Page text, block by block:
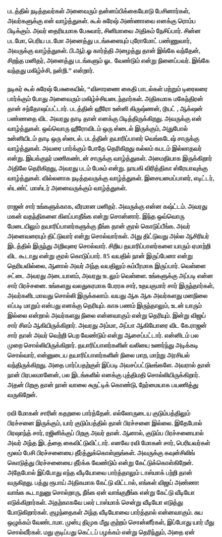
படத்தில் நடித்தவர்கள் அனைவரும் தன்னம்பிக்கையோடு பேசினார்கள்,
அவர்களுக்கு என் வாழ்த்துகள். கூல் சுரேஷ் அண்ணாவை எனக்கு ரொம்ப
பிடிக்கும். அவர் தைரியமாக பேசுவார், சினிமாவை அதிகம் நேசிப்பார். சின்ன
படமோ, பெரிய படமோ அனைத்து படங்களையும் புரோமோட் பண்ணுவார்,
அவருக்கு வாழ்த்துகள். பி.ஆர்.ஓ கார்த்தி அழைத்து தான் இங்கே வந்தேன்,
சிறந்த மனிதர், அனைத்து படங்களும் ஓட வேண்டும் என்று நினைப்பவர். இங்கே
வந்தது மகிழ்ச்சி, நன்றி.” என்றார்.
நடிகர் கூல் சுரேஷ் பேசுகையில், “விசாரணை கைதி பாடல்கள் மற்றும் டிரைலரை
பார்க்கும் போது அனைவரும் மகிழ்ச்சியடைந்தார்கள். அதிகமாக மகேந்திரன்
தான் சந்தோஷப்பட்டார். படத்தின் ஹீரோ உன்னி கிருஷ்ணன், டூயட் , ஆக்‌ஷன்
பண்ணதை விட அவரது தாடி தான் எனக்கு பிடித்திருக்கிறது. அவருக்கு என்
வாழ்த்துகள். ஒவ்வொரு ஹீரோவிடம் ஒரு ஸ்டைல் இருக்கும், அதுபோல்
உன்னியிடம் தாடி ஒரு ஸ்டைல். படத்தின் தயாரிப்பாளர் வெங்கடேஷ் சாருக்கு
வாழ்த்துகள். அவரை பார்க்கும் போதே தெரிகிறது கல்லம் கபடம் இல்லாதவர்
என்று. இயக்குநர் மணிகண்டன் சாருக்கு வாழ்த்துகள். அமைதியாக இருக்கிறார்
அதிலே தெரிகிறது, அவரது படம் பேசும் என்று. நாயகி விரித்திகா ஸ்ரேயாவுக்கு
வாழ்த்துகள். வில்லனாக நடித்தவருக்கு வாழ்த்துகள். இசையமைப்பாளர், எடிட்டர்,
ஸ்டண்ட் மாஸ்டர் அனைவருக்கும் வாழ்த்துகள்.
ராஜன் சார் உங்களுக்காக, வீரமான மனிதர். அவருக்கு என்ன கஷ்ட்டம். அவரது
மகன் வதந்திகளை கிளப்பாதீங்க என்று சொன்னார். இந்த ஒவ்வொரு
மேடையிலும் தயாரிப்பாளர்களுக்கு நீங்க தான் குரல் கொடுப்பீங்க. அவர்
அனைவரையும் திட்டுவார் என்று சொல்வார்கள். அது திட்டுவது அல்ல ஆசிரியர்
இடத்தில் இருந்து அறிவுரை சொல்வார். சிறிய தயாரிப்பாளர்களை யாரும் ஏமாற்றி
விட கூடாது என்று குரல் கொடுப்பார். 85 வயதில் நான் இருப்பேனா என்று
தெரியவில்லை, ஆனால் அவர் அந்த வயதிலும் கம்பீரமாக இருப்பார். வெள்ளை
சட்டை அவரது அடையாளம், அவரது உடலும் வெள்ளை. உங்களுக்கு அப்படி என்ன
சார் பிரச்சனை. உங்களது வலதுகரமாக பேரரசு சார், உதயகுமார் சார் இருந்தார்கள்,
அவர்களிடமாவது சொல்லி இருக்கலாம். வயது ஆக ஆக அவர்களது மனநிலை
எப்படி மாறும் என்பது எனக்கு தெரியும். காசு பணம் இருந்தாலும், உடன் யாரும்
இல்லை என்றால் அவர்களது நிலை என்னவாகும் என்று தெரியும். இன்று விஜய்
சார் சிஎம் ஆகியிருக்கிறார். அவரது அம்மா, அப்பா ஆகியோரை விட கே.ராஜன்
சார் தான் அவர் வெற்றி பெற வேண்டும் என்று ஆசைப்பட்டார். என்னிடம் பல
முறை சொல்லியிருக்கிறார். தயாரிப்பாளர்களின் வலியை உணர்ந்து அடிக்கடி
சொல்வார், என்னுடைய தயாரிப்பாளர்களின் நிலை மாற, மாற்று அரசியல்
வந்திருக்கிறது. அதை பார்ப்பதற்குள் இப்படி அவசப்பட்டுடீங்களே. அவரால் தான்
நான் பிரபலமானேன், பல இடங்களில் எனக்கு புத்திமதி சொல்லியிருக்கிறார்.
அதன் பிறகு தான் நான் வாலை சுருட்டிக் கொண்டு, நேர்மையாக பயணித்து
வருகிறேன்.
ரவி மோகன் சாரின் கதறலை பார்த்தேன். எல்லோருடைய குடும்பத்திலும்
பிரச்சனை இருக்கும், யார் குடும்பத்தில் தான் பிரச்சனை இல்லை. இதேபோல்
பிரஷாந்த் சார், ரஜினிக்குப் பிறகு அவர் தான். ஆனால், குடும்ப பிரச்சனையால்
அவர் அந்த இடத்தை கைவிட்டுவிட்டார். எனவே ரவி மோகன் சார், பெரியவர்கள்
மூலம் பேசி பிரச்சனையை தீர்த்துக்கொள்ளுங்கள். அவருக்கு கவுன்சிலிங்
கொடுத்து பிரச்சனையை தீர்க்க வேண்டும் என்று கேட்டுக்கொள்கிறேன்.
அதேபோல் இப்போது எந்த வீடியோவை பார்த்தாலும் டாஸ்மாக் பற்றி தான்
வருகிறது. பத்து ரூபாய் அதிகமாக கேட்டு விட்டால், எங்கள் விஜய் அண்ணா
வாங்க கூடாதுனு சொல்றாரு, நீங்க ஏன் வாங்குறீங்க என்று கேட்டு வீடியோ
எடுக்கிறார்கள். அதற்காகவே பலர் டாஸ்மாக் சென்று வீடியோ எடுத்து
போடுகிறார்கள். குழந்தைகள் அந்த வீடியோவை பார்த்தால் என்னவாகும். சுய
ஒழுக்கம் வேண்டாமா. முன்பு திமுக மீது குற்றம் சொன்னீர்கள், இப்போது யார் மீது
சொல்வீர்கள். மது குடிப்பது கெட்டப் பழக்கம் என்று தெரிந்தும், அதை ஏன்